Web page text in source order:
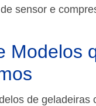
sensor e
Modelos
de geladeiras